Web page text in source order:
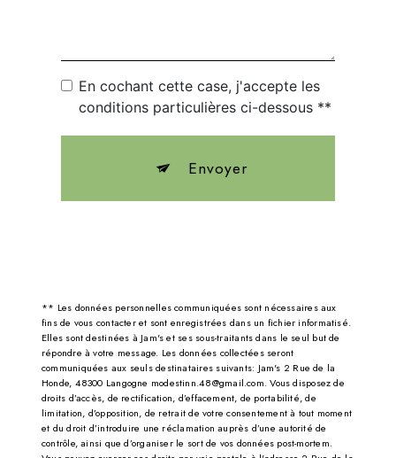
En cochant cette case, j'accepte les
conditions particulières ci-dessous **
Envoyer
** Les données personnelles communiquées sont nécessaires aux
fins de vous contacter et sont enregistrées dans un fichier informatisé.
Elles sont destinées à Jam's et ses sous-traitants dans le seul but de
répondre à votre message. Les données collectées seront
communiquées aux seuls destinataires suivants: Jam's 2 Rue de la
Honde, 48300 Langogne modestinn.48@gmail.com. Vous disposez de
droits d’accès, de rectification, d’effacement, de portabilité, de
limitation, d’opposition, de retrait de votre consentement à tout moment
et du droit d’introduire une réclamation auprès d’une autorité de
contrôle, ainsi que d’organiser le sort de vos données post-mortem.